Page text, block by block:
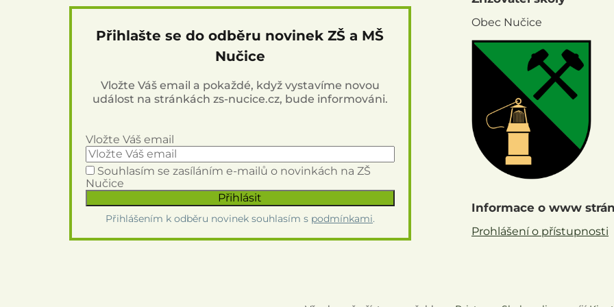
Přihlašte se do odběru novinek ZŠ a MŠ
Nučice
Vložte Váš email a pokaždé, když vystavíme novou
událost na stránkách zs-nucice.cz, bude informováni.
Vložte Váš email
Souhlasím se zasíláním e-mailů o novinkách na ZŠ
Nučice
Přihlášením k odběru novinek souhlasím s podmínkami.
Obec Nučice
Informace o www
Prohlášení o přístupnosti